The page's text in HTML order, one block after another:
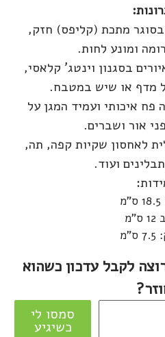
מתכת (קליפס) חזק,
ומונע לחות.
בסגנון וינטג' קלאסי,
מדף או שיש במטבח.
פח איכותי ועמיד המגן על
אור ושברים.
לאחסון שקיות קפה, תה,
ועוד.
לקבל עדכון כשהוא
סמסו לי
כשיגיע